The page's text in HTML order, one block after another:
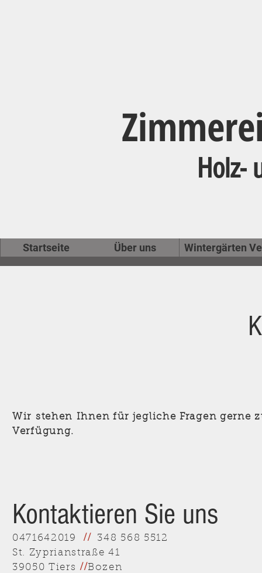
Holz-
Startseite Über uns Wintergärten
Kontaktieren Sie uns
0471642019 // 348 568 5512
St. Zyprianstraße 41
39050 Tiers //Bozen
Wir stehen Ihnen für jegliche Fragen gerne
Verfügung.